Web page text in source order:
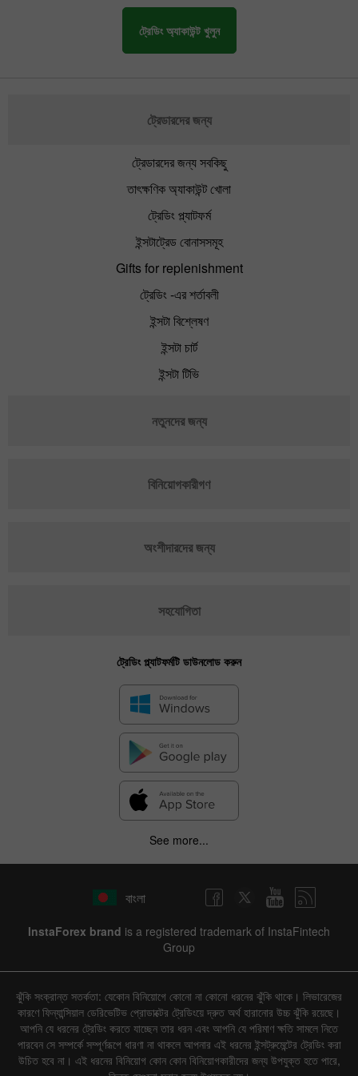
ট্রেডিং অ্যাকাউন্ট খুলুন
ট্রেডারদের জন্য
ট্রেডারদের জন্য সবকিছু
তাৎক্ষণিক অ্যাকাউন্ট খোলা
ট্রেডিং প্ল্যাটফর্ম
ইন্সটাট্রেড বোনাসসমূহ
Gifts for replenishment
ট্রেডিং -এর শর্তাবলী
ইন্সটা বিশ্লেষণ
ইন্সটা চার্ট
ইন্সটা টিভি
নতুনদের জন্য
বিনিয়োগকারীগণ
অংশীদারদের জন্য
সহযোগিতা
ট্রেডিং প্ল্যাটফর্মটি ডাউনলোড করুন
See more...
বাংলা
InstaForex brand is a registered trademark of InstaFintech
Group
ঝুঁকি সংক্রান্ত সতর্কতা: যেকোন বিনিয়োগে কোনো না কোনো ধরনের ঝুঁকি থাকে। লিভারেজের
কারণে ফিন্যান্সিয়াল ডেরিভেটিভ প্রোডাক্টের ট্রেডিংয়ে দ্রুত অর্থ হারানোর উচ্চ ঝুঁকি রয়েছে।
আপনি যে ধরনের ট্রেডিং করতে যাচ্ছেন তার ধরন এবং আপনি যে পরিমাণ ক্ষতি সামলে নিতে
পারবেন সে সম্পর্কে সম্পূর্ণরূপে ধারণা না থাকলে আপনার এই ধরনের ইন্সট্রুমেন্টের ট্রেডিং করা
উচিত হবে না। এই ধরনের বিনিয়োগ কোন কোন বিনিয়োগকারীদের জন্য উপযুক্ত হতে পারে,